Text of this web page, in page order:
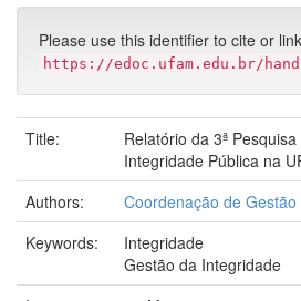
Please use this identifier to cite or
https://edoc.ufam.edu.br/
Title:
Relatório da 3ª
Integridade Pública na
Authors:
Coordenação de
Keywords:
Integridade
Gestão da Integridade